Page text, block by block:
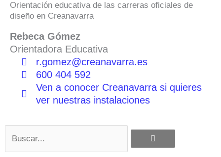
Orientación educativa de las carreras oficiales de
diseño en Creanavarra
Rebeca Gómez
Orientadora Educativa
r.gomez@creanavarra.es
600 404 592
Ven a conocer Creanavarra si quieres
ver nuestras instalaciones